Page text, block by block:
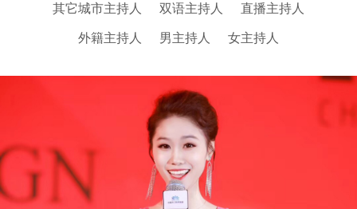
其它城市主持人 双语主持人 直播主持人
外籍主持人 男主持人 女主持人